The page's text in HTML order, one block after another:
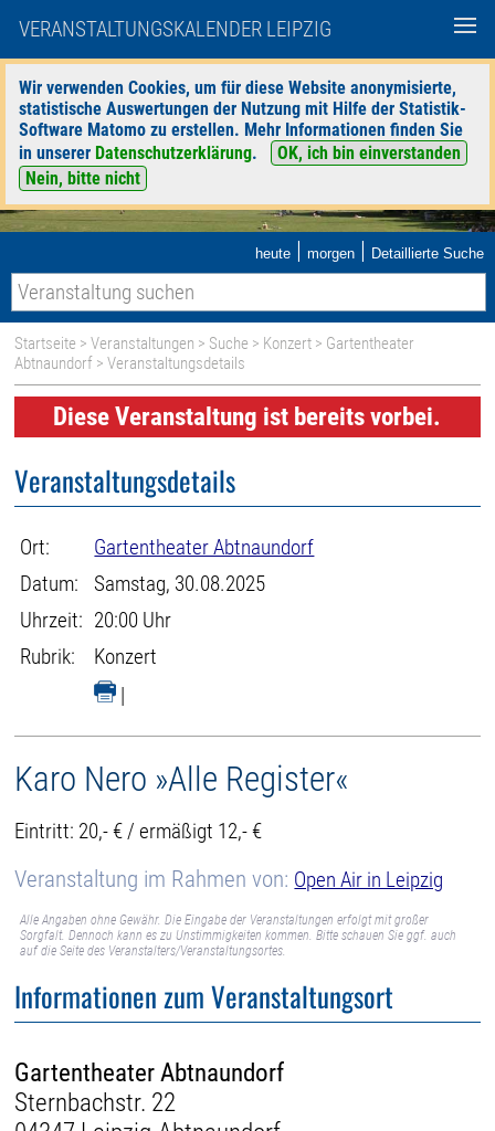
VERANSTALTUNGSKALENDER LEIPZIG
Wir verwenden Cookies, um für diese Website anonymisierte,
statistische Auswertungen der Nutzung mit Hilfe der Statistik-
Software Matomo zu erstellen. Mehr Informationen finden Sie
in unserer Datenschutzerklärung.
OK, ich bin einverstanden
Nein, bitte nicht
heute | morgen | Detaillierte Suche
Startseite >Veranstaltungen > Suche > Konzert > Gartentheater
Abtnaundorf > Veranstaltungsdetails
Diese Veranstaltung ist bereits vorbei.
Veranstaltungsdetails
Ort:
Gartentheater Abtnaundorf
Datum:
Samstag, 30.08.2025
Uhrzeit: 20:00 Uhr
Rubrik:
Konzert
|
Karo Nero »Alle Register«
Eintritt: 20,- € / ermäßigt 12,- €
Veranstaltung im Rahmen von: Open Air in Leipzig
Alle Angaben ohne Gewähr. Die Eingabe der Veranstaltungen erfolgt mit großer
Sorgfalt. Dennoch kann es zu Unstimmigkeiten kommen. Bitte schauen Sie ggf. auch
auf die Seite des Veranstalters/Veranstaltungsortes.
Informationen zum Veranstaltungsort
Gartentheater Abtnaundorf
Sternbachstr. 22